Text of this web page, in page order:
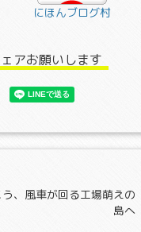
にほんブログ村
アお願いします
、風車が回る工場萌えの
島へ